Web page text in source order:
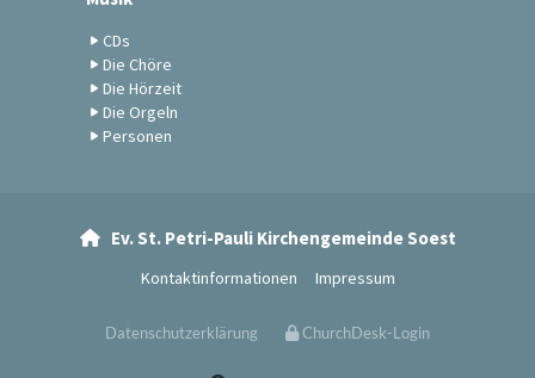
CDs
Die Chöre
Die Hörzeit
Die Orgeln
Personen
Ev. St. Petri-Pauli Kirchengemeinde Soest
Kontaktinformationen Impressum
Datenschutzerklärung ChurchDesk-Login